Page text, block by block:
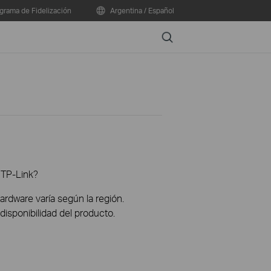
de Fidelización Argentina / Español
Search
Link?
varía según la región.
del producto.